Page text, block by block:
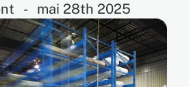
- mai 28th 2025